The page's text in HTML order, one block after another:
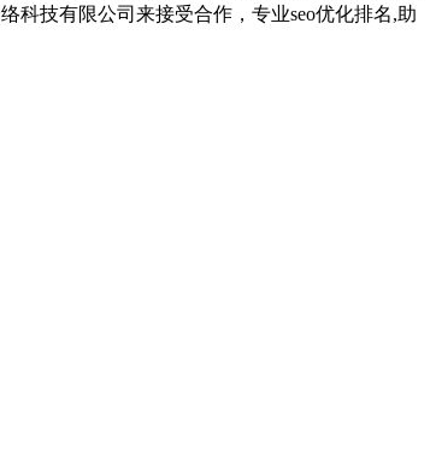
科技有限公司来接受合作，专业seo优化排名,助